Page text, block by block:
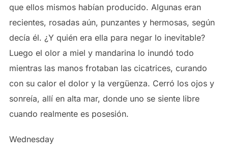
que ellos mismos habían producido. Algunas eran
recientes, rosadas aún, punzantes y hermosas, según
decía él. ¿Y quién era ella para negar lo inevitable?
Luego el olor a miel y mandarina lo inundó todo
mientras las manos frotaban las cicatrices, curando
con su calor el dolor y la vergüenza. Cerró los ojos y
sonreía, allí en alta mar, donde uno se siente libre
cuando realmente es posesión.
Wednesday